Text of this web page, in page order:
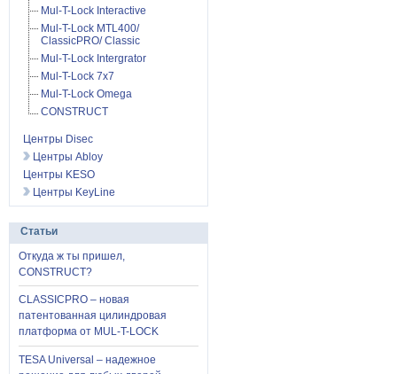
Mul-T-Lock Interactive
Mul-T-Lock MTL400/
ClassicPRO/ Classic
Mul-T-Lock Intergrator
Mul-T-Lock 7x7
Mul-T-Lock Omega
CONSTRUCT
Центры Disec
Центры Abloy
Центры KESO
Центры KeyLine
Статьи
Откуда ж ты пришел,
CONSTRUCT?
CLASSICPRO – новая
патентованная цилиндровая
платформа от MUL-T-LOCK
TESA Universal – надежное